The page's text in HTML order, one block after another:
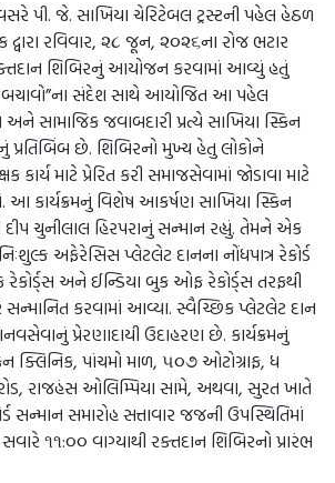
પી. જે. સાખિયા ચેરિટેબલ ટ્રસ્ટની પહેલ હેઠળ
દ્વારા રવિવાર, ૨૮ જૂન, ૨૦૨૬ના રોજ ભટાર
શિબિરનું આયોજન કરવામાં આવ્યું હતું
બચાવો”ના સંદેશ સાથે આયોજિત આ પહેલ
સામાજિક જવાબદારી પ્રત્યે સાખિયા સ્કિન
પ્રતિબિંબ છે. શિબિરનો મુખ્ય હેતુ લોકોને
કાર્ય માટે પ્રેરિત કરી સમાજસેવામાં જોડાવા માટે
આ કાર્યક્રમનું વિશેષ આકર્ષણ સાખિયા સ્કિન
દીપ ચુનીલાલ હિરપરાનું સન્માન રહ્યું. તેમને એક
અફેરેસિસ પ્લેટલેટ દાનના નોંધપાત્ર રેકોર્ડ
અને ઈન્ડિયા બુક ઓફ રેકોર્ડ્સ તરફથી
સન્માનિત કરવામાં આવ્યા. સ્વૈચ્છિક પ્લેટલેટ દાન
પ્રેરણાદાયી ઉદાહરણ છે. કાર્યક્રમનું
ક્લિનિક, પાંચમો માળ, ૫૦૭ ઓટોગ્રાફ, ધ
રાજહંસ ઓલિમ્પિયા સામે, અથવા, સુરત ખાતે
સન્માન સમારોહ સત્તાવાર જજની ઉપસ્થિતિમાં
૧૧:૦૦ વાગ્યાથી રક્તદાન શિબિરનો પ્રારંભ